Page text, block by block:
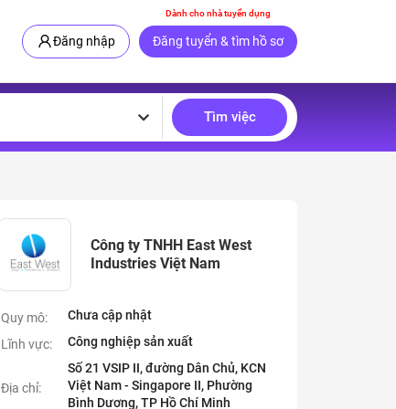
Dành cho nhà tuyển dụng
Đăng nhập Đăng tuyển & tìm hồ sơ
Tìm việc
Công ty TNHH East West
Industries Việt Nam
Quy mô:
Chưa cập nhật
Lĩnh vực:
Công nghiệp sản xuất
Địa chỉ:
Số 21 VSIP II, đường Dân Chủ, KCN
Việt Nam - Singapore II, Phường
Bình Dương, TP Hồ Chí Minh